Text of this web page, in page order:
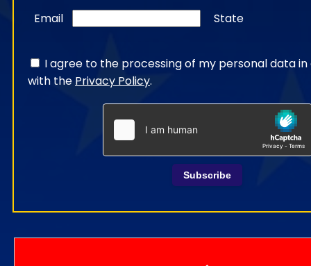
Email State
I agree to the processing of my personal data
with the Privacy Policy.
Subscribe